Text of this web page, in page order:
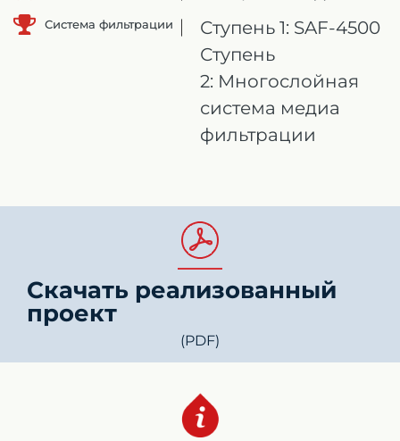
Система фильтрации
Ступень 1: SAF-4500
Ступень
2: Многослойная
система медиа
фильтрации
Скачать реализованный
проект
(PDF)